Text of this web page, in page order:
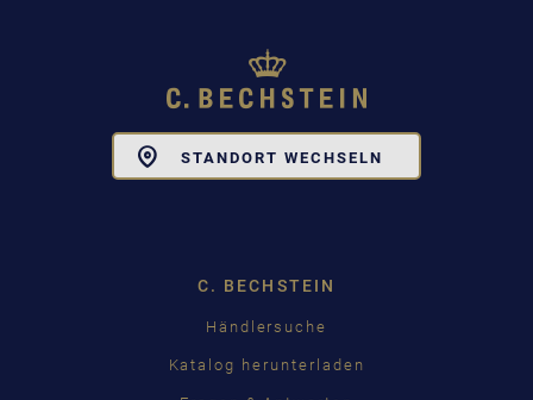
STANDORT WECHSELN
C. BECHSTEIN
Händlersuche
Katalog herunterladen